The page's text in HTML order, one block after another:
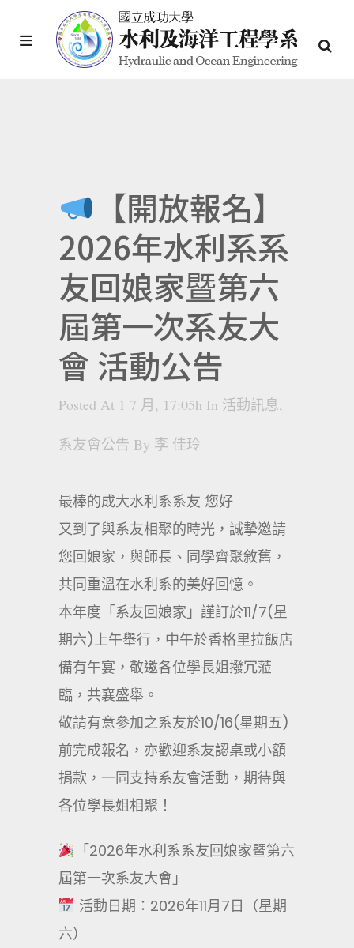
【開放報名】
2026年水利系系
友回娘家暨第六
屆第一次系友大
會 活動公告
Posted At 1 7 月, 17:05h In 活動訊息,
系友會公告 By 李 佳玲
最棒的成大水利系系友 您好
又到了與系友相聚的時光，誠摯邀請
您回娘家，與師長、同學齊聚敘舊，
共同重溫在水利系的美好回憶。
本年度「系友回娘家」謹訂於11/7(星
期六)上午舉行，中午於香格里拉飯店
備有午宴，敬邀各位學長姐撥冗蒞
臨，共襄盛舉。
敬請有意參加之系友於10/16(星期五)
前完成報名，亦歡迎系友認桌或小額
捐款，一同支持系友會活動，期待與
各位學長姐相聚！
「2026年水利系系友回娘家暨第六
屆第一次系友大會」
活動日期：2026年11月7日（星期
六）